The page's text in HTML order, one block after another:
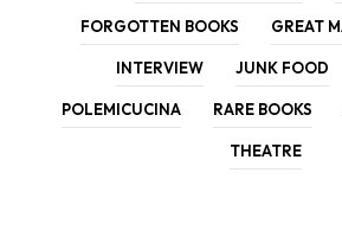
FORGOTTEN BOOKS GREAT
INTERVIEW JUNK FOOD
POLEMICUCINA RARE BOOKS
THEATRE